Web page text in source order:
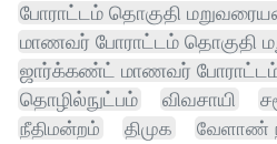
போராட்டம் தொகுதி
மாணவர் போராட்டம் தொகுதி
ஜார்க்கண்ட் மாணவர்
தொழில்நுட்பம்
விவசாயி
நீதிமன்றம்
திமுக வேளாண்